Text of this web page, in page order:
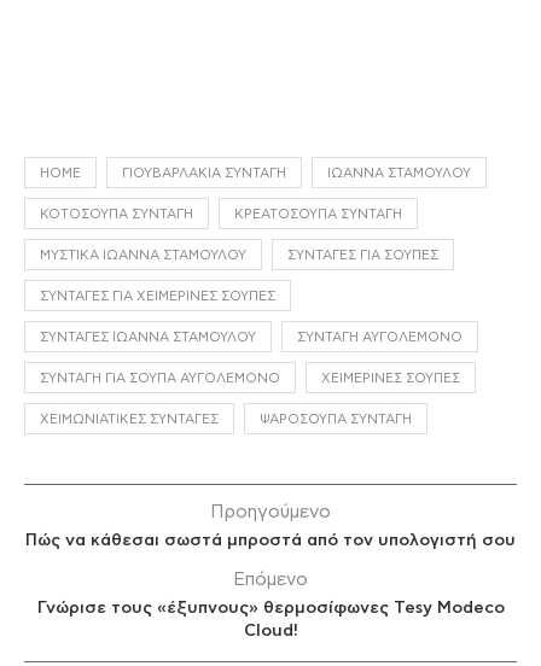
HOME ΓΙΟΥΒΑΡΛΆΚΙΑ ΣΥΝΤΑΓΉ ΙΩΆΝΝΑ ΣΤΑΜΟΎΛΟΥ
ΚΟΤΌΣΟΥΠΑ ΣΥΝΤΑΓΉ ΚΡΕΑΤΌΣΟΥΠΑ ΣΥΝΤΑΓΉ
ΜΥΣΤΙΚΆ ΙΩΆΝΝΑ ΣΤΑΜΟΎΛΟΥ ΣΥΝΤΑΓΈΣ ΓΙΑ ΣΟΎΠΕΣ
ΣΥΝΤΑΓΈΣ ΓΙΑ ΧΕΙΜΕΡΙΝΈΣ ΣΟΎΠΕΣ
ΣΥΝΤΑΓΈΣ ΙΩΆΝΝΑ ΣΤΑΜΟΎΛΟΥ ΣΥΝΤΑΓΉ ΑΥΓΟΛΈΜΟΝΟ
ΣΥΝΤΑΓΉ ΓΙΑ ΣΟΎΠΑ ΑΥΓΟΛΈΜΟΝΟ ΧΕΙΜΕΡΙΝΈΣ ΣΟΎΠΕΣ
ΧΕΙΜΩΝΙΆΤΙΚΕΣ ΣΥΝΤΑΓΈΣ ΨΑΡΌΣΟΥΠΑ ΣΥΝΤΑΓΉ
Προηγούμενο
Πώς να κάθεσαι σωστά μπροστά από τον υπολογιστή σου
Επόμενο
Γνώρισε τους «έξυπνους» θερμοσίφωνες Tesy Modeco
Cloud!